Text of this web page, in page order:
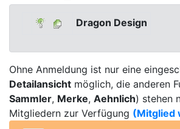
Dragon Design
Ohne Anmeldung ist nur eine
Detailansicht möglich, die anderen
Sammler, Merke, Aehnlich) stehen
Mitgliedern zur Verfügung (Mitglied